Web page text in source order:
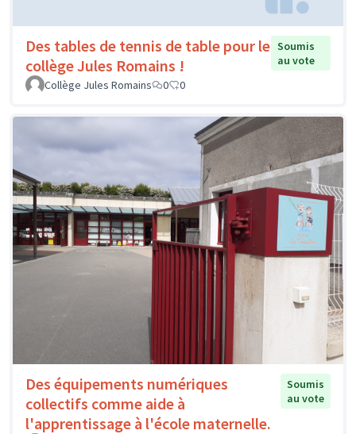
Des tables de tennis de table pour le
collège Jules Romains !
Soumis
au vote
Collège Jules Romains
0 0
Des équipements numériques
collectifs comme aide à
l'apprentissage à l'école maternelle.
Soumis
au vote